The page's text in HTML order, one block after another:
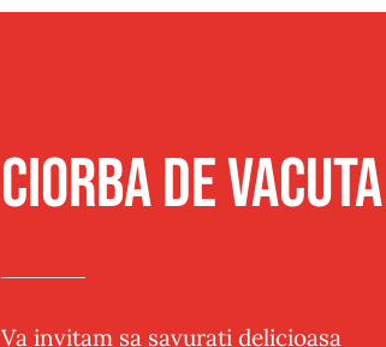
Ciorba de vacuta
Va invitam sa savurati delicioasa